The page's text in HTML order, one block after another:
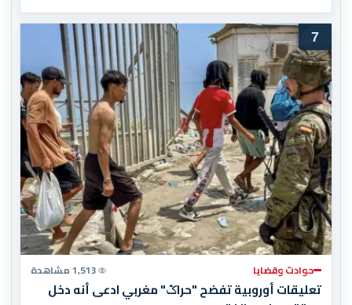
7
حوادث وقضايا 1,513 مشاهدة
تعليقات أوروبية تفضح "حراݣ" مغربي ادعى أنه دخل